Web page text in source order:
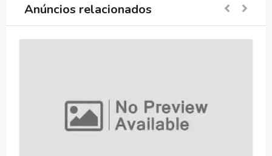
Anúncios relacionados